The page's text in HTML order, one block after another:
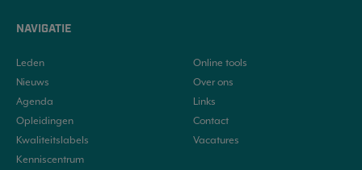
NAVIGATIE
Leden
Nieuws
Agenda
Opleidingen
Kwaliteitslabels
Kenniscentrum
Online tools
Over ons
Links
Contact
Vacatures